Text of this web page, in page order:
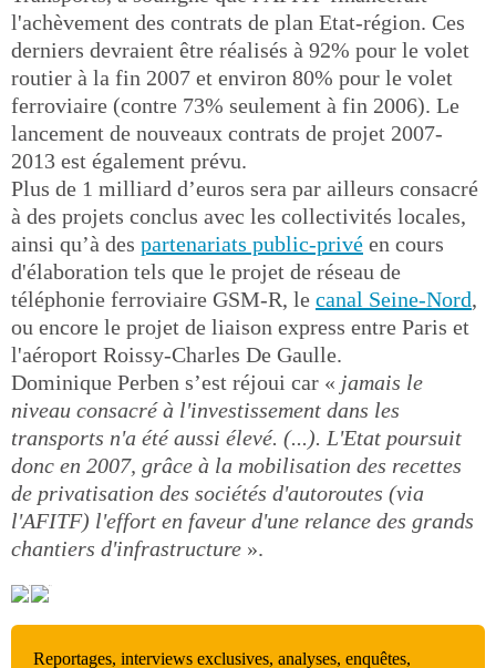
l'achèvement des contrats de plan Etat-région. Ces
derniers devraient être réalisés à 92% pour le volet
routier à la fin 2007 et environ 80% pour le volet
ferroviaire (contre 73% seulement à fin 2006). Le
lancement de nouveaux contrats de projet 2007-
2013 est également prévu.
Plus de 1 milliard d’euros sera par ailleurs consacré
à des projets conclus avec les collectivités locales,
ainsi qu’à des partenariats public-privé en cours
d'élaboration tels que le projet de réseau de
téléphonie ferroviaire GSM-R, le canal Seine-Nord,
ou encore le projet de liaison express entre Paris et
l'aéroport Roissy-Charles De Gaulle.
Dominique Perben s’est réjoui car « jamais le
niveau consacré à l'investissement dans les
transports n'a été aussi élevé. (...). L'Etat poursuit
donc en 2007, grâce à la mobilisation des recettes
de privatisation des sociétés d'autoroutes (via
l'AFITF) l'effort en faveur d'une relance des grands
chantiers d'infrastructure ».
Reportages, interviews exclusives, analyses, enquêtes,